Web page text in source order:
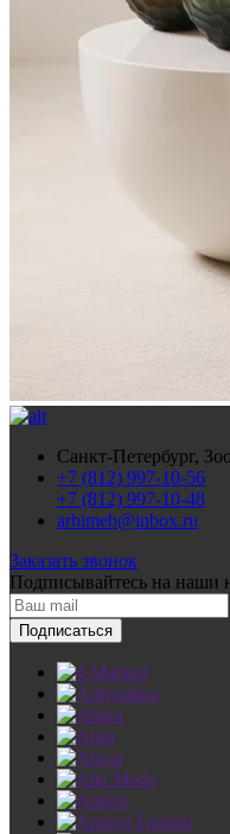
Санкт-Петербург,
+7 (812) 997-10-56
+7 (812) 997-10-48
arhimeb@inbox.ru
Заказать звонок
Подписывайтесь на наши